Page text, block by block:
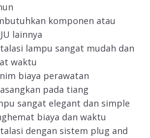
komponen atau
lainnya
lampu sangat mudah dan
waktu
biaya perawatan
pada tiang
sangat elegant dan simple
biaya dan waktu
dengan sistem plug and